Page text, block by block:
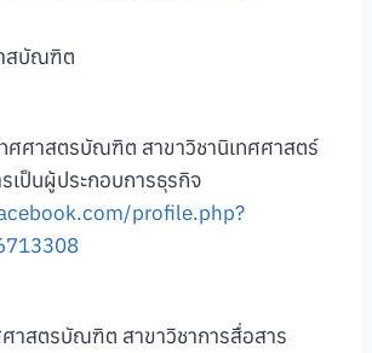
สบัณฑิต
ศศาสตรบัณฑิต สาขาวิชานิเทศศาสตร์
เป็นผู้ประกอบการธุรกิจ
profile.php?
าสตรบัณฑิต สาขาวิชาการสื่อสาร